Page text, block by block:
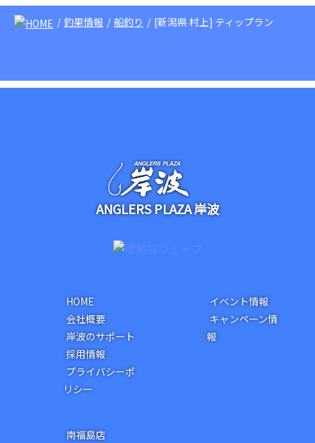
釣果情報 船釣り [新潟県 村上] ティップラン
ANGLERS PLAZA 岸波
HOME
会社概要
岸波のサポート
採用情報
プライバシーポ
リシー
イベント情報
キャンペーン情
報
南福島店